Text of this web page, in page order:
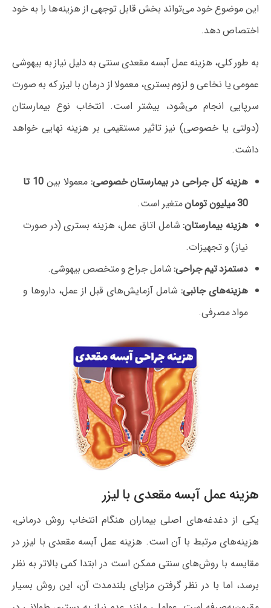
این موضوع خود می‌تواند بخش قابل توجهی از هزینه‌ها را به خود
اختصاص دهد.
به طور کلی، هزینه عمل آبسه مقعدی سنتی به دلیل نیاز به بیهوشی
عمومی یا نخاعی و لزوم بستری، معمولا از درمان با لیزر که به صورت
سرپایی انجام می‌شود، بیشتر است. انتخاب نوع بیمارستان
(دولتی یا خصوصی) نیز تاثیر مستقیمی بر هزینه نهایی خواهد
داشت.
هزینه کل جراحی در بیمارستان خصوصی: معمولا بین
10 تا
30 میلیون تومان
متغیر است.
هزینه بیمارستان:شامل اتاق عمل، هزینه بستری (در صورت
نیاز) و تجهیزات.
دستمزد تیم جراحی:شامل جراح و متخصص بیهوشی.
هزینه‌های جانبی: شامل آزمایش‌های قبل از عمل، داروها و
مواد مصرفی.
هزینه عمل آبسه مقعدی با لیزر
یکی از دغدغه‌های اصلی بیماران هنگام انتخاب روش درمانی،
هزینه‌های مرتبط با آن است. هزینه عمل آبسه مقعدی با لیزر در
مقایسه با روش‌های سنتی ممکن است در ابتدا کمی بالاتر به نظر
برسد، اما با در نظر گرفتن مزایای بلندمدت آن، این روش بسیار